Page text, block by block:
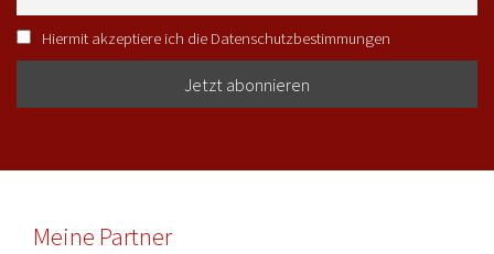
Hiermit akzeptiere ich die Datenschutzbestimmungen
Meine Partner